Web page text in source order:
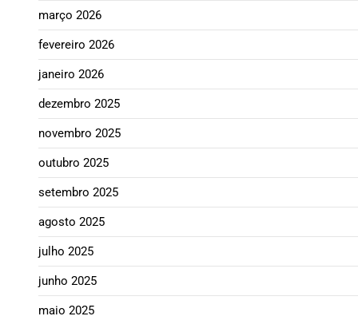
março 2026
fevereiro 2026
janeiro 2026
dezembro 2025
novembro 2025
outubro 2025
setembro 2025
agosto 2025
julho 2025
junho 2025
maio 2025